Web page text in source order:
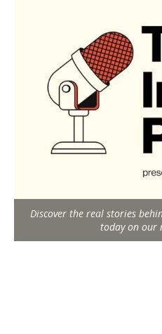
Discover the real stories
today on our